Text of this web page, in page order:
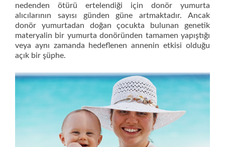
nedenden ötürü ertelendiği için donör yumurta
alıcılarının sayısı günden güne artmaktadır. Ancak
donör yumurtadan doğan çocukta bulunan genetik
materyalin bir yumurta donöründen tamamen yapıştığı
veya aynı zamanda hedeflenen annenin etkisi olduğu
açık bir şüphe.